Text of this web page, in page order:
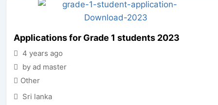
Applications for Grade 1 students 2023
4 years ago
by ad master
Other
Sri lanka